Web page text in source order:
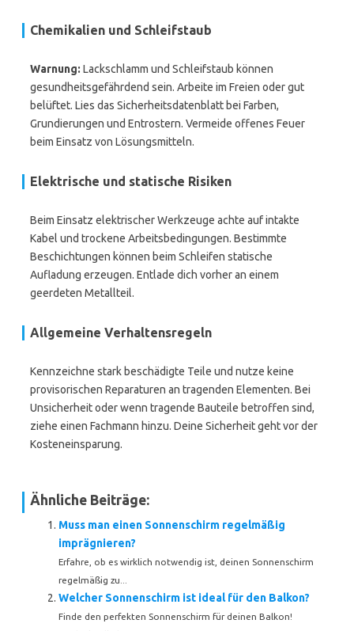
Chemikalien und Schleifstaub
Warnung: Lackschlamm und Schleifstaub können
gesundheitsgefährdend sein. Arbeite im Freien oder gut
belüftet. Lies das Sicherheitsdatenblatt bei Farben,
Grundierungen und Entrostern. Vermeide offenes Feuer
beim Einsatz von Lösungsmitteln.
Elektrische und statische Risiken
Beim Einsatz elektrischer Werkzeuge achte auf intakte
Kabel und trockene Arbeitsbedingungen. Bestimmte
Beschichtungen können beim Schleifen statische
Aufladung erzeugen. Entlade dich vorher an einem
geerdeten Metallteil.
Allgemeine Verhaltensregeln
Kennzeichne stark beschädigte Teile und nutze keine
provisorischen Reparaturen an tragenden Elementen. Bei
Unsicherheit oder wenn tragende Bauteile betroffen sind,
ziehe einen Fachmann hinzu. Deine Sicherheit geht vor der
Kosteneinsparung.
Ähnliche Beiträge:
Muss man einen Sonnenschirm regelmäßig
imprägnieren?
Erfahre, ob es wirklich notwendig ist, deinen Sonnenschirm
regelmäßig zu...
Welcher Sonnenschirm ist ideal für den Balkon?
Finde den perfekten Sonnenschirm für deinen Balkon!